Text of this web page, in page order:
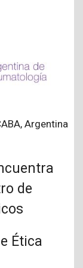
Argentina
de
Ética